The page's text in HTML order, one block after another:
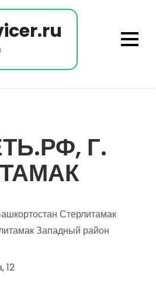
Г.
Стерлитамак
Западный район
12